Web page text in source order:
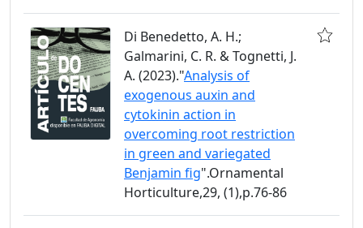
Di Benedetto, A. H.;
Galmarini, C. R. & Tognetti, J.
A. (2023)."Analysis of
exogenous auxin and
cytokinin action in
overcoming root restriction
in green and variegated
Benjamin fig".Ornamental
Horticulture,29, (1),p.76-86